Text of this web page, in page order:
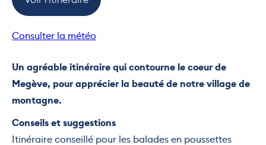
Un agréable itinéraire qui contourne le coeur de
Megève, pour apprécier la beauté de notre village de
montagne.
Conseils et suggestions
Itinéraire conseillé pour les balades en poussettes
Consulter la météo